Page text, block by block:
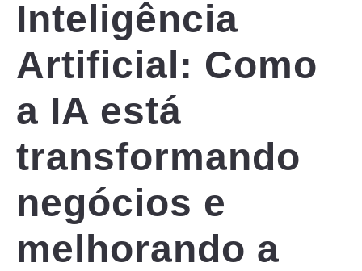
Inteligência
Artificial: Como
a IA está
transformando
negócios e
melhorando a